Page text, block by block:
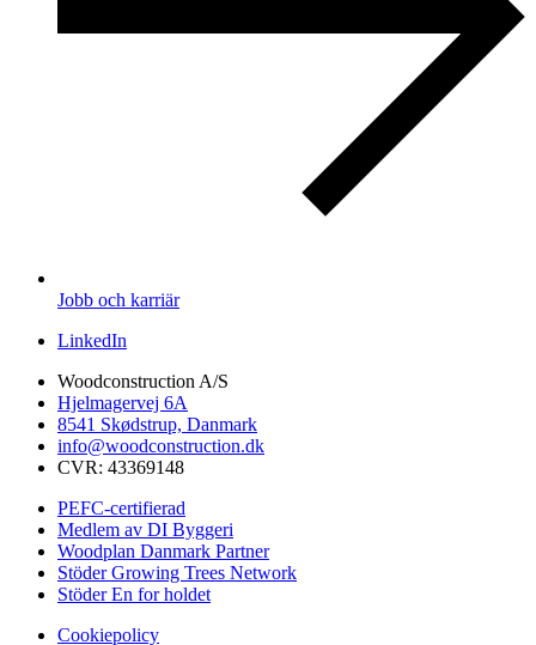
Jobb och karriär
LinkedIn
Woodconstruction A/S
Hjelmagervej 6A
8541 Skødstrup, Danmark
info@woodconstruction.dk
CVR: 43369148
PEFC-certifierad
Medlem av DI Byggeri
Woodplan Danmark Partner
Stöder Growing Trees Network
Stöder En for holdet
Cookiepolicy